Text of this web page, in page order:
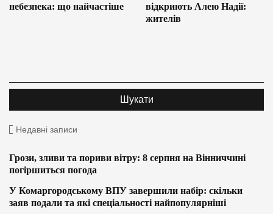
небезпека: що найчастіше
відкриють Алею Надії:
жителів
Недавні записи
Грози, зливи та пориви вітру: 8 серпня на Вінниччині
погіршиться погода
У Комаргородському ВПУ завершили набір: скільки
заяв подали та які спеціальності найпопулярніші